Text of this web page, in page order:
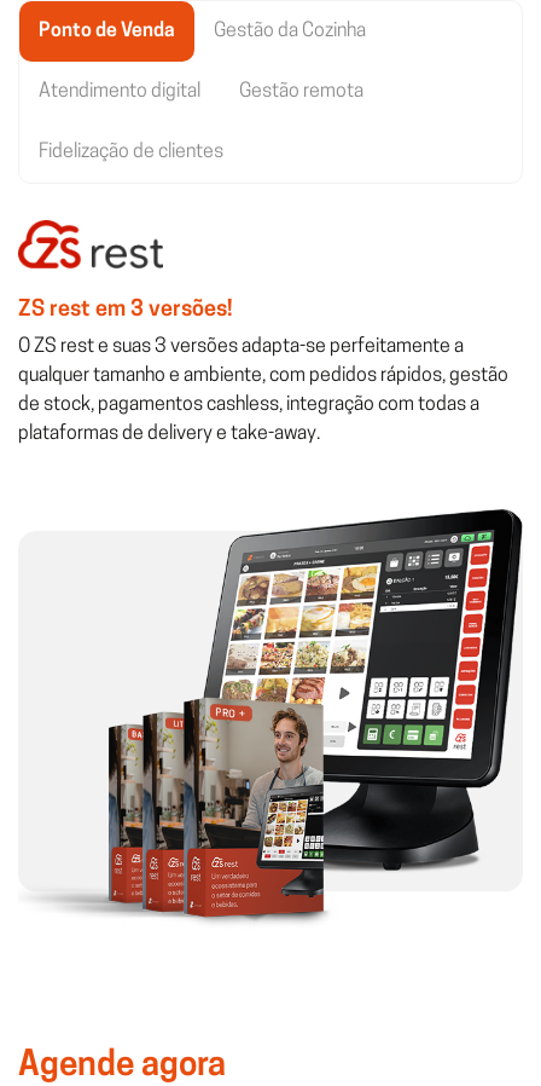
Ponto de Venda Gestão da Cozinha
Atendimento digital Gestão remota
Fidelização de clientes
ZS rest em 3 versões!
O ZS rest e suas 3 versões adapta-se perfeitamente a
qualquer tamanho e ambiente, com pedidos rápidos, gestão
de stock, pagamentos cashless, integração com todas a
plataformas de delivery e take-away.
Agende agora